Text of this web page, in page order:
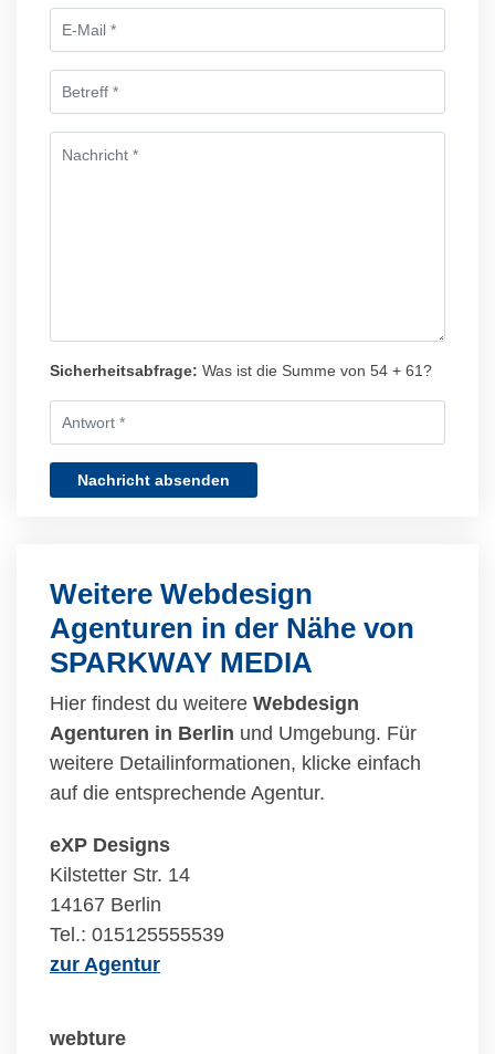
Sicherheitsabfrage: Was ist die Summe von 54 + 61?
Nachricht absenden
Weitere Webdesign
Agenturen in der Nähe von
SPARKWAY MEDIA
Hier findest du weitere Webdesign
Agenturen in Berlin und Umgebung. Für
weitere Detailinformationen, klicke einfach
auf die entsprechende Agentur.
eXP Designs
Kilstetter Str. 14
14167 Berlin
Tel.: 015125555539
zur Agentur
webture